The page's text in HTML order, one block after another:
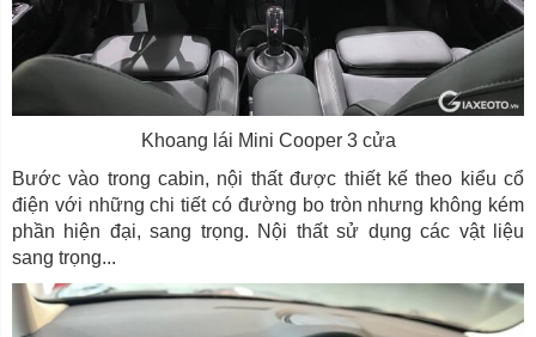
Khoang lái Mini Cooper 3 cửa
Bước vào trong cabin, nội thất được thiết kế theo kiểu cổ
điện với những chi tiết có đường bo tròn nhưng không kém
phần hiện đại, sang trọng. Nội thất sử dụng các vật liệu
sang trọng...